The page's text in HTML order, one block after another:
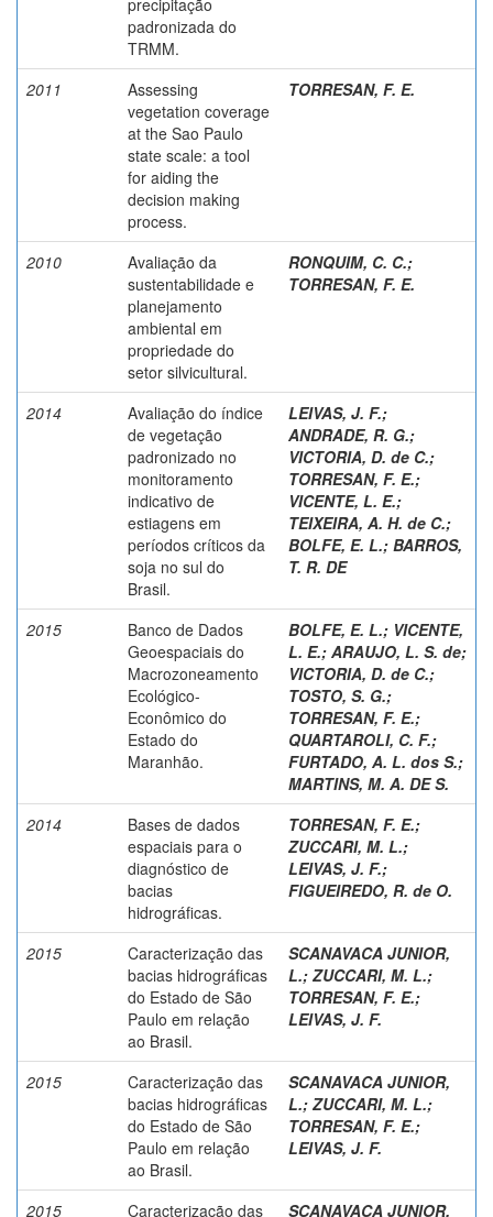
padronizada do
TRMM.
2011
Assessing
vegetation coverage
at the Sao Paulo
state scale: a tool
for aiding the
decision making
process.
TORRESAN, F. E.
2010
Avaliação da
sustentabilidade e
planejamento
ambiental em
propriedade do
setor silvicultural.
RONQUIM, C. C.;
TORRESAN, F. E.
2014
Avaliação do índice
de vegetação
padronizado no
monitoramento
indicativo de
estiagens em
períodos críticos da
soja no sul do
Brasil.
LEIVAS, J. F.;
ANDRADE, R. G.;
VICTORIA, D. de C.;
TORRESAN, F. E.;
VICENTE, L. E.;
TEIXEIRA, A. H. de C.;
BOLFE, E. L.; BARROS,
T. R. DE
2015
Banco de Dados
Geoespaciais do
Macrozoneamento
Ecológico-
Econômico do
Estado do
Maranhão.
BOLFE, E. L.; VICENTE,
L. E.; ARAUJO, L. S. de;
VICTORIA, D. de C.;
TOSTO, S. G.;
TORRESAN, F. E.;
QUARTAROLI, C. F.;
FURTADO, A. L. dos S.;
MARTINS, M. A. DE S.
2014
Bases de dados
espaciais para o
diagnóstico de
bacias
hidrográficas.
TORRESAN, F. E.;
ZUCCARI, M. L.;
LEIVAS, J. F.;
FIGUEIREDO, R. de O.
2015
Caracterização das
bacias hidrográficas
do Estado de São
Paulo em relação
ao Brasil.
SCANAVACA JUNIOR,
L.; ZUCCARI, M. L.;
TORRESAN, F. E.;
LEIVAS, J. F.
2015
Caracterização das
bacias hidrográficas
do Estado de São
Paulo em relação
ao Brasil.
SCANAVACA JUNIOR,
L.; ZUCCARI, M. L.;
TORRESAN, F. E.;
LEIVAS, J. F.
2015 Caracterização das SCANAVACA JUNIOR,